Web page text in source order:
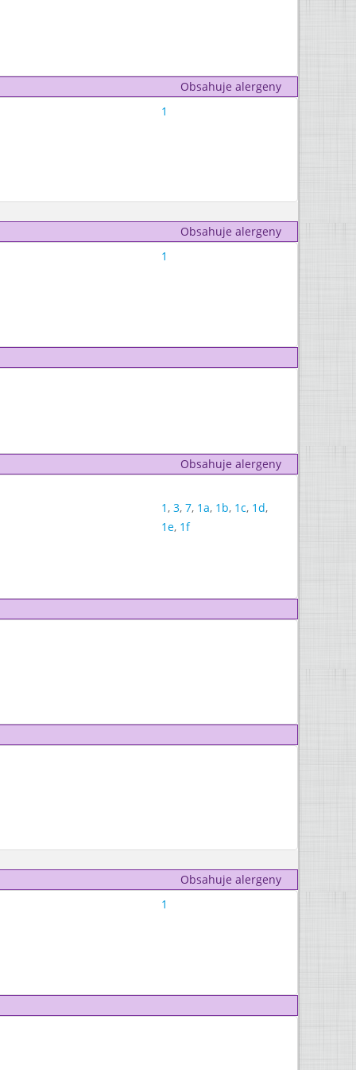
Obsahuje alergeny
1
Obsahuje alergeny
1
Obsahuje alergeny
1, 3, 7, 1a, 1b, 1c, 1d,
1e, 1f
Obsahuje alergeny
1